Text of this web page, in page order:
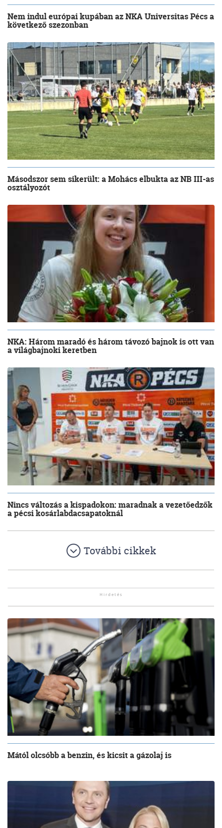
Nem indul európai kupában az NKA Universitas Pécs a
következő szezonban
Másodszor sem sikerült: a Mohács elbukta az NB III-as
osztályozót
NKA: Három maradó és három távozó bajnok is ott van
a világbajnoki keretben
Nincs változás a kispadokon: maradnak a vezetőedzők
a pécsi kosárlabdacsapatoknál
További cikkek
Mától olcsóbb a benzin, és kicsit a gázolaj is